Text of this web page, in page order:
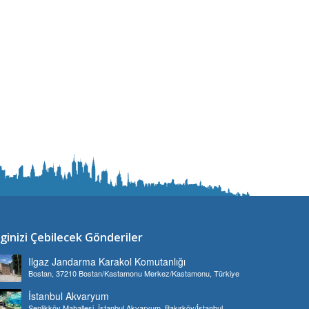
Çebilecek Gönderiler
Ilgaz Jandarma Karakol Komutanlığı
Bostan, 37210 Bostan/Kastamonu Merkez/Kastamonu, Türkiye
İstanbul Akvaryum